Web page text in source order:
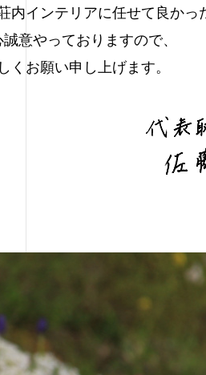
インテリアに任せて良かっ
意やっておりますので、
お願い申し上げます。